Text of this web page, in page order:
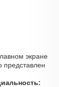
экране